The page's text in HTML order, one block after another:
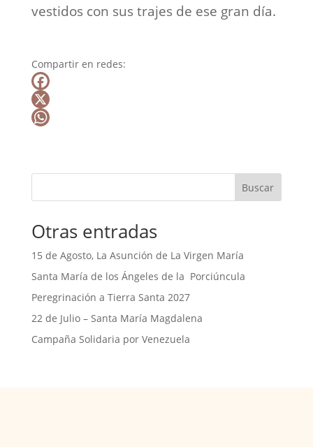
vestidos con sus trajes de ese gran día.
Compartir en redes:
F
a
b
k
X
a
A
p
Buscar
Otras entradas
15 de Agosto, La Asunción de La Virgen María
Santa María de los Ángeles de la Porciúncula
Peregrinación a Tierra Santa 2027
22 de Julio – Santa María Magdalena
Campaña Solidaria por Venezuela